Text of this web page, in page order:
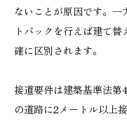
ないことが原因です。
トバックを行えば建て
確に区別されます。
接道要件は建築基準法
の道路に2メートル以上